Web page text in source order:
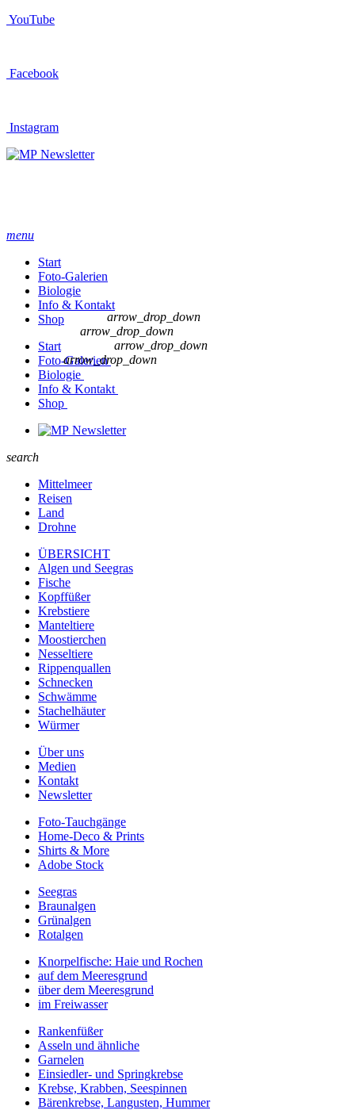
YouTube
Facebook
Instagram
Newsletter
menu
Start
Foto-Galerien
Biologie
Info & Kontakt
Shop
Start
Foto-Galerien
arrow_drop_down
Biologie
arrow_drop_down
Info & Kontakt
arrow_drop_down
Shop
arrow_drop_down
Newsletter
search
Mittelmeer
Reisen
Land
Drohne
ÜBERSICHT
Algen und Seegras
Fische
Kopffüßer
Krebstiere
Manteltiere
Moostierchen
Nesseltiere
Rippenquallen
Schnecken
Schwämme
Stachelhäuter
Würmer
Über uns
Medien
Kontakt
Newsletter
Foto-Tauchgänge
Home-Deco & Prints
Shirts & More
Adobe Stock
Seegras
Braunalgen
Grünalgen
Rotalgen
Knorpelfische: Haie und Rochen
auf dem Meeresgrund
über dem Meeresgrund
im Freiwasser
Rankenfüßer
Asseln und ähnliche
Garnelen
Einsiedler- und Springkrebse
Krebse, Krabben, Seespinnen
Bärenkrebse, Langusten, Hummer